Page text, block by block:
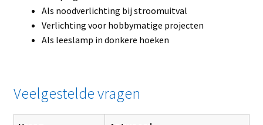
Als noodverlichting bij stroomuitval
Verlichting voor hobbymatige projecten
Als leeslamp in donkere hoeken
Veelgestelde vragen